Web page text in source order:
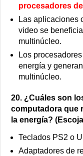
procesadores
Las aplicaciones
video se
multinúcleo.
Los
energía y
multinúcleo.
20. ¿Cuáles son
computadora que
la energía?
Teclados PS2 o
Adaptadores de